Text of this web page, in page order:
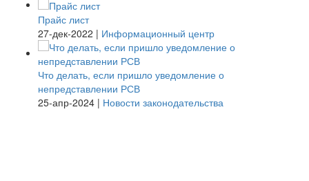
Прайс лист
27-дек-2022 | Информационный центр
Что делать, если пришло уведомление о
непредставлении РСВ
25-апр-2024 | Новости законодательства